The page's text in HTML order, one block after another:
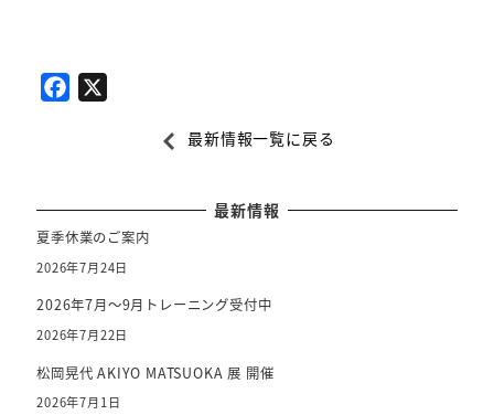
o
o
最新情報一覧に戻る
最新情報
夏季休業のご案内
2026年7月24日
2026年7月～9月トレーニング受付中
2026年7月22日
松岡晃代 AKIYO MATSUOKA 展 開催
2026年7月1日